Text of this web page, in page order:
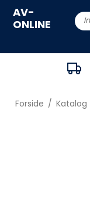
AV-
ONLINE
Forside / Katalog